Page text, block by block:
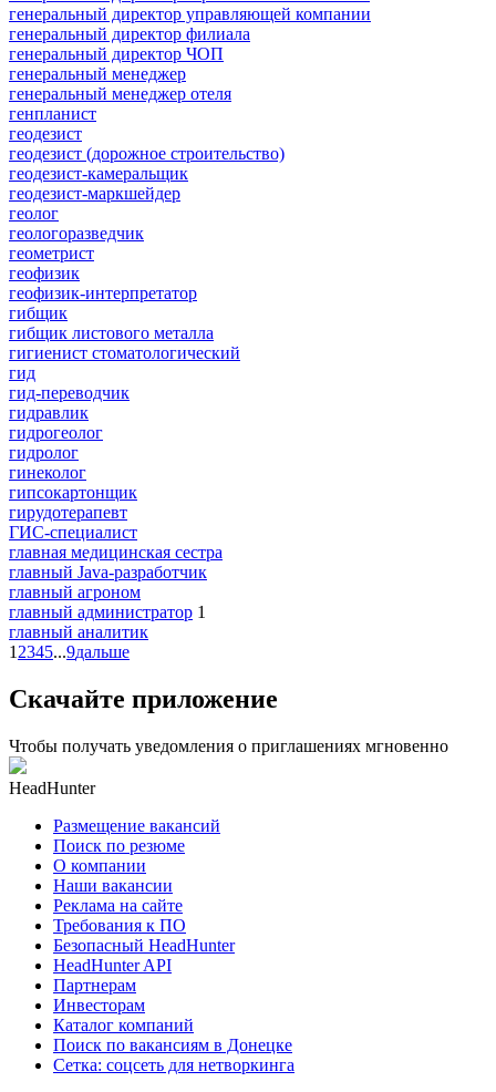
генеральный директор управляющей компании
генеральный директор филиала
генеральный директор ЧОП
генеральный менеджер
генеральный менеджер отеля
генпланист
геодезист
геодезист (дорожное строительство)
геодезист-камеральщик
геодезист-маркшейдер
геолог
геологоразведчик
геометрист
геофизик
геофизик-интерпретатор
гибщик
гибщик листового металла
гигиенист стоматологический
гид
гид-переводчик
гидравлик
гидрогеолог
гидролог
гинеколог
гипсокартонщик
гирудотерапевт
ГИС-специалист
главная медицинская сестра
главный Java-разработчик
главный агроном
главный администратор 1
главный аналитик
1 2345...9дальше
Скачайте приложение
Чтобы получать уведомления о приглашениях мгновенно
HeadHunter
Размещение вакансий
Поиск по резюме
О компании
Наши вакансии
Реклама на сайте
Требования к ПО
Безопасный HeadHunter
HeadHunter API
Партнерам
Инвесторам
Каталог компаний
Поиск по вакансиям в Донецке
Сетка: соцсеть для нетворкинга